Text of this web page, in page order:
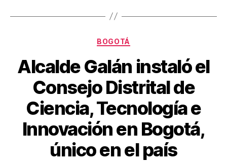
o
Categorías
BOGOTÁ
Alcalde Galán instaló el
Consejo Distrital de
Ciencia, Tecnología e
Innovación en Bogotá,
único en el país